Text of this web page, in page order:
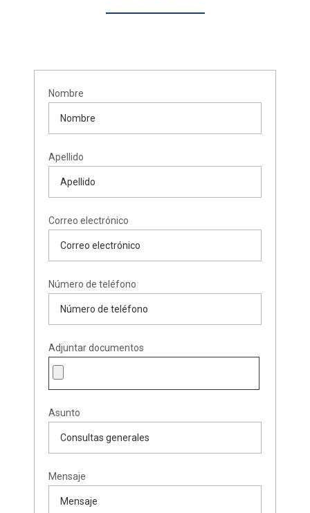
Nombre
Apellido
Correo electrónico
Número de teléfono
Adjuntar documentos
Asunto
Mensaje